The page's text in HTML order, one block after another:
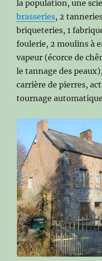
la population, une
brasseries, 2
briqueteries, 1
foulerie, 2 moulins à
vapeur (écorce de
le tannage des
carrière de pierres,
tournage